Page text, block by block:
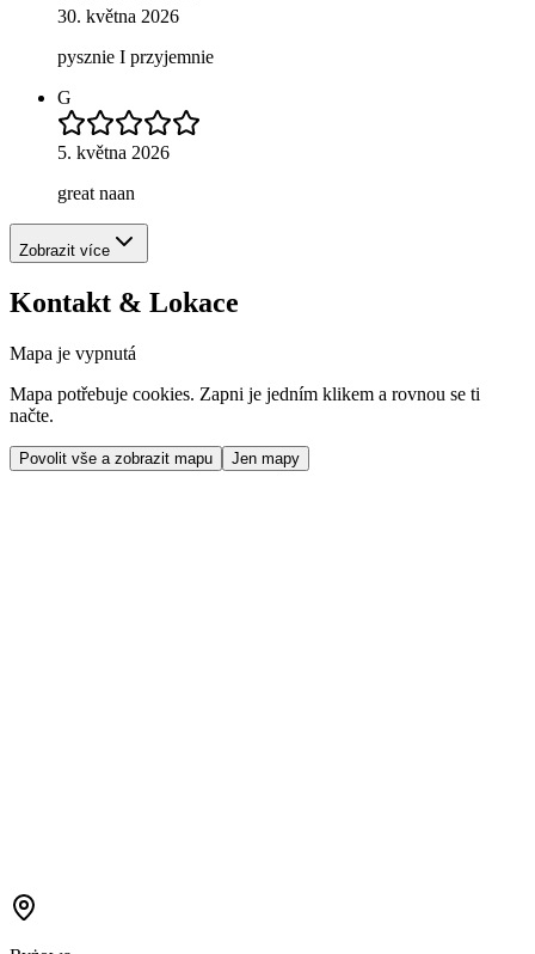
30. května 2026
pysznie I przyjemnie
G
5. května 2026
great naan
Zobrazit více
Kontakt & Lokace
Mapa je vypnutá
Mapa potřebuje cookies. Zapni je jedním klikem a rovnou se ti
načte.
Povolit vše a zobrazit mapu Jen mapy